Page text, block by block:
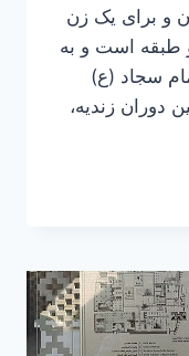
و برای یک زن
طبقه است و به
سجاد (ع)
دوران زندیه،